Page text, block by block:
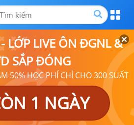
LỚP LIVE ÔN ĐGNL &
SẮP ĐÓNG
50% HỌC PHÍ CHỈ CHO 300 SUẤT
1 NGÀY